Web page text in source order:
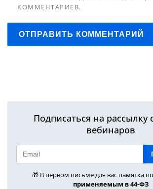
КОММЕНТАРИЕВ.
ОТПРАВИТЬ КОММЕНТАРИЙ
Подписаться на рассылку
вебинаров
🎁 В первом письме для вас памятка по
применяемым в 44-ФЗ